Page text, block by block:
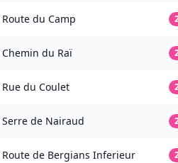
Route du Camp
Chemin du Raï
Rue du Coulet
Serre de Nairaud
Route de Bergians Inferieur